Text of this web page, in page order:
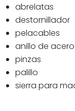
abrelatas
destornillador
pelacables
anillo de
pinzas
palillo
sierra para